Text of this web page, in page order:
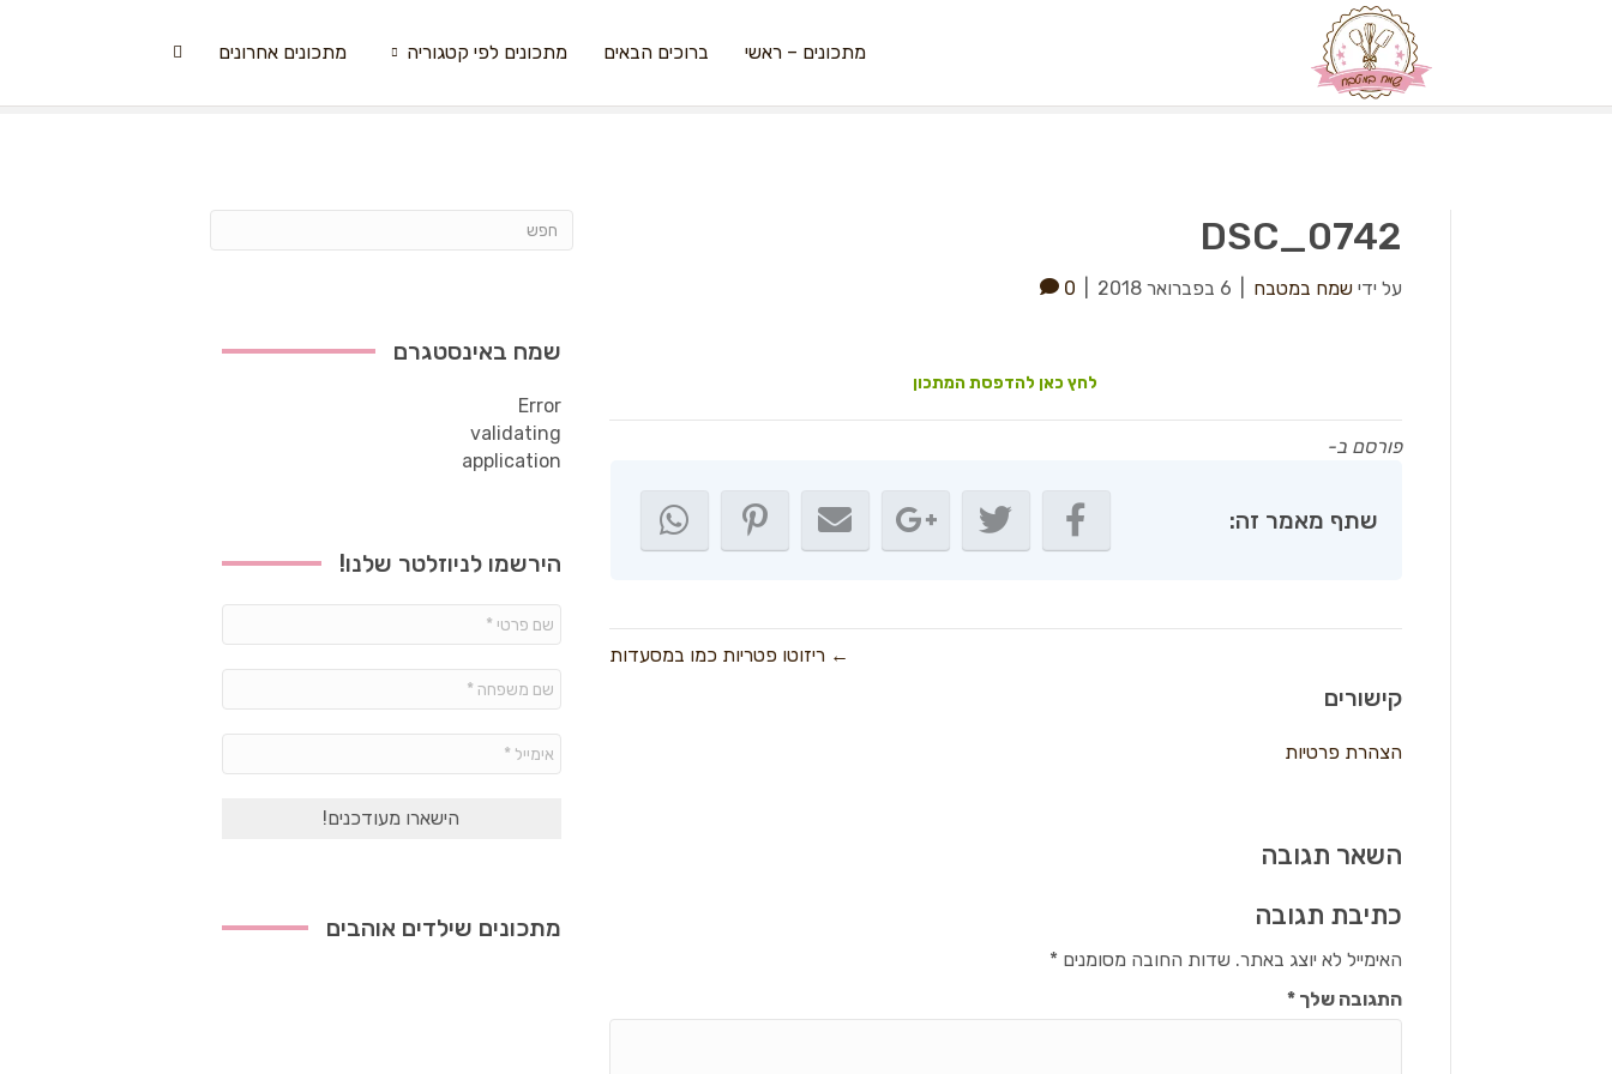
מתכונים – ראשי ברוכים הבאים מתכונים לפי קטגוריה מתכונים אחרונים
DSC_0742
על ידי שמח במטבח 6 בפברואר 2018 0
לחץ כאן להדפסת המתכון
פורסם ב-
שתף מאמר זה:
← ריזוטו פטריות כמו במסעדות
קישורים
הצהרת פרטיות
השאר תגובה
כתיבת תגובה
האימייל לא יוצג באתר. שדות החובה מסומנים*
התגובה שלך*
שמח באינסטגרם
Error
validating
application
הירשמו לניוזלטר שלנו!
פרטי
משפחה
*
מתכונים שילדים אוהבים